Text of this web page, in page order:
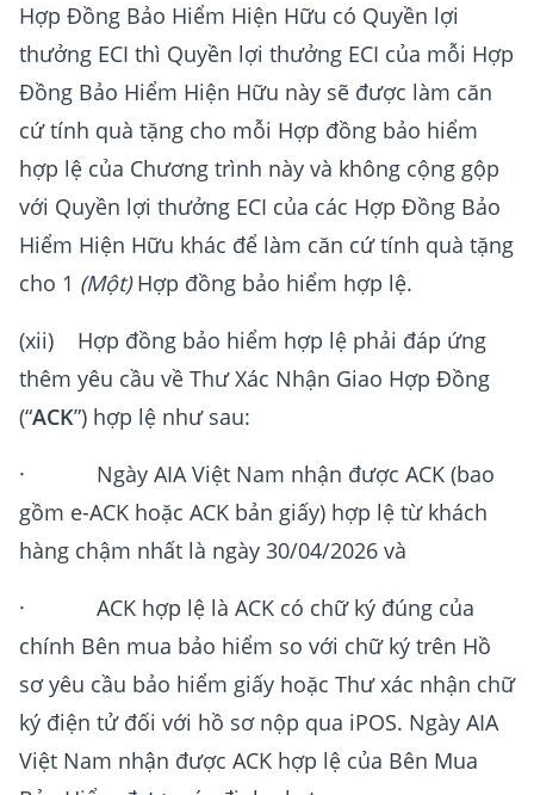
Hợp Đồng Bảo Hiểm Hiện Hữu có Quyền lợi
thưởng ECI thì Quyền lợi thưởng ECI của mỗi Hợp
Đồng Bảo Hiểm Hiện Hữu này sẽ được làm căn
cứ tính quà tặng cho mỗi Hợp đồng bảo hiểm
hợp lệ của Chương trình này và không cộng gộp
với Quyền lợi thưởng ECI của các Hợp Đồng Bảo
Hiểm Hiện Hữu khác để làm căn cứ tính quà tặng
cho 1 (Một)Hợp đồng bảo hiểm hợp lệ.
(xii) Hợp đồng bảo hiểm hợp lệ phải đáp ứng
thêm yêu cầu về Thư Xác Nhận Giao Hợp Đồng
(“ACK”) hợp lệ như sau:
· Ngày AIA Việt Nam nhận được ACK (bao
gồm e-ACK hoặc ACK bản giấy) hợp lệ từ khách
hàng chậm nhất là ngày 30/04/2026 và
· ACK hợp lệ là ACK có chữ ký đúng của
chính Bên mua bảo hiểm so với chữ ký trên Hồ
sơ yêu cầu bảo hiểm giấy hoặc Thư xác nhận chữ
ký điện tử đối với hồ sơ nộp qua iPOS. Ngày AIA
Việt Nam nhận được ACK hợp lệ của Bên Mua